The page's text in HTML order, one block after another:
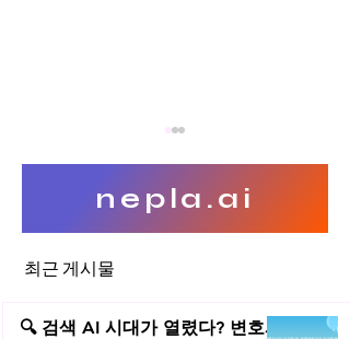
한 대응방안
nepla.ai
최근 게시물
🔍 검색 AI 시대가 열렸다? 변호사